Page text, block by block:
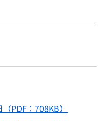
PDF：708KB）